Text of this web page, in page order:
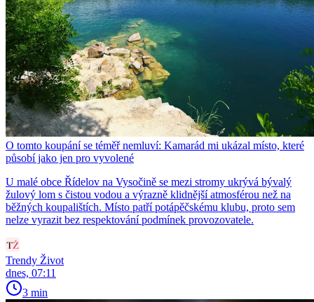
O tomto koupání se téměř nemluví: Kamarád mi ukázal místo, které
působí jako jen pro vyvolené
U malé obce Řídelov na Vysočině se mezi stromy ukrývá bývalý
žulový lom s čistou vodou a výrazně klidnější atmosférou než na
běžných koupalištích. Místo patří potápěčskému klubu, proto sem
nelze vyrazit bez respektování podmínek provozovatele.
Trendy Život
dnes, 07:11
3 min